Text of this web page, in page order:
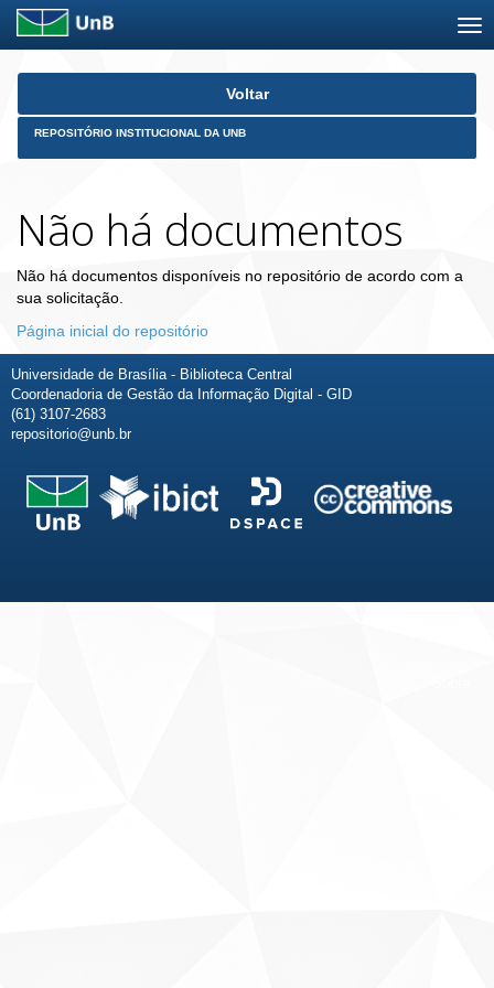
Skip
Voltar
REPOSITÓRIO INSTITUCIONAL DA UNB
Não há documentos
Não há documentos disponíveis no repositório de acordo com a
sua solicitação.
Página inicial do repositório
Universidade de Brasília - Biblioteca Central
Coordenadoria de Gestão da Informação Digital - GID
(61) 3107-2683
repositorio@unb.br